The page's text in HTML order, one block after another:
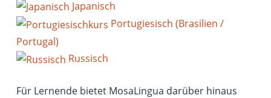
Japanisch
Portugiesisch (Brasilien /
Portugal)
Russisch
Für Lernende bietet MosaLingua darüber hinaus